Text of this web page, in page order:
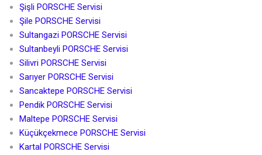
Şişli PORSCHE Servisi
Şile PORSCHE Servisi
Sultangazi PORSCHE Servisi
Sultanbeyli PORSCHE Servisi
Silivri PORSCHE Servisi
Sarıyer PORSCHE Servisi
Sancaktepe PORSCHE Servisi
Pendik PORSCHE Servisi
Maltepe PORSCHE Servisi
Küçükçekmece PORSCHE Servisi
Kartal PORSCHE Servisi